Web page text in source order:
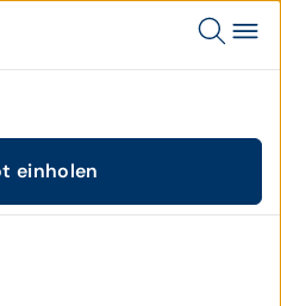
einholen